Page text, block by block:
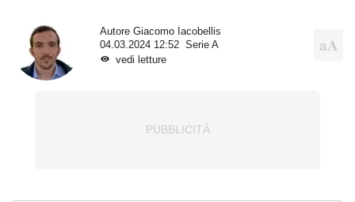
Autore Giacomo Iacobellis
04.03.2024 12:52
Serie A
vedi letture